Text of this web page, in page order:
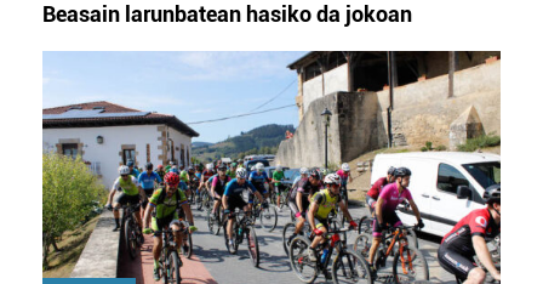
Beasain larunbatean hasiko da jokoan